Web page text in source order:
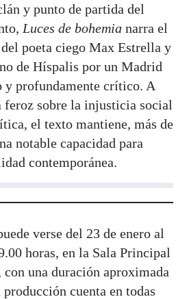
y punto de partida del
Luces de bohemia narra el
poeta ciego Max Estrella y
de Híspalis por un Madrid
y profundamente crítico. A
feroz sobre la injusticia social
el texto mantiene, más de
notable capacidad para
contemporánea.
verse del 23 de enero al
horas, en la Sala Principal
una duración aproximada
cuenta en todas